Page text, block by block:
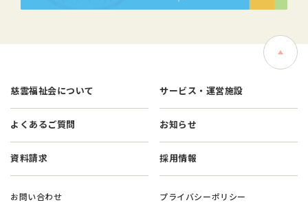
慈雲福祉会について サービス・運営施設
よくあるご質問 お知らせ
資料請求 採用情報
お問い合わせ プライバシーポリシー